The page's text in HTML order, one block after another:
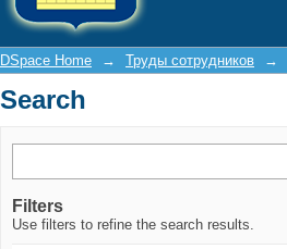
DSpace Home → Труды сотрудников →
Search
Filters
Use filters to refine the search results.